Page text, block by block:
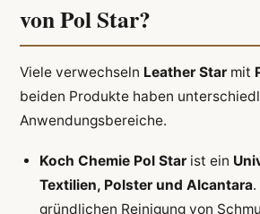
von Pol Star?
Viele verwechseln Leather Starmit
beiden Produkte haben
Anwendungsbereiche.
Koch Chemie Pol Starist ein
Textilien, Polster und Alcantara.
gründlichen Reinigung von